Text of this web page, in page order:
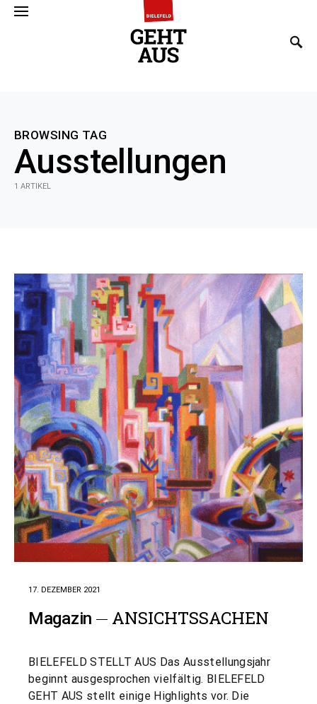
BROWSING TAG
Ausstellungen
1 ARTIKEL
17. DEZEMBER 2021
Magazin ANSICHTSSACHEN
BIELEFELD STELLT AUS Das Ausstellungsjahr
beginnt ausgesprochen vielfältig. BIELEFELD
GEHT AUS stellt einige Highlights vor. Die